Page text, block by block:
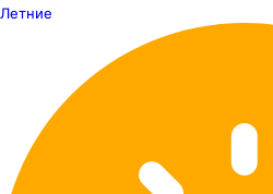
Летние